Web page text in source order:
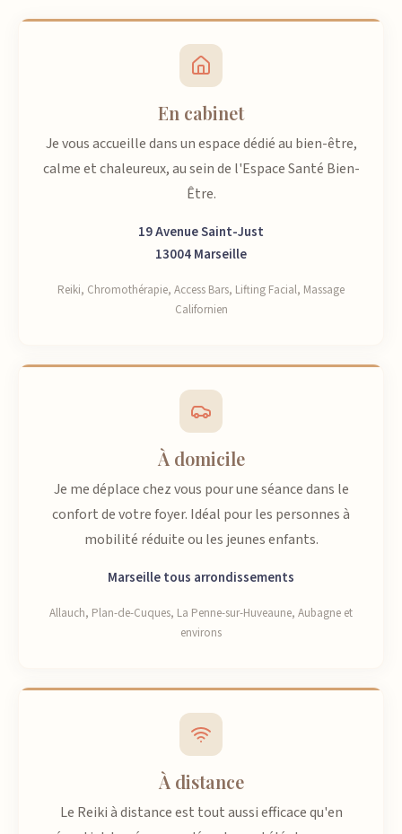
En cabinet
Je vous accueille dans un espace dédié au bien-être,
calme et chaleureux, au sein de l'Espace Santé Bien-
Être.
19 Avenue Saint-Just
13004 Marseille
Reiki, Chromothérapie, Access Bars, Lifting Facial, Massage
Californien
À domicile
Je me déplace chez vous pour une séance dans le
confort de votre foyer. Idéal pour les personnes à
mobilité réduite ou les jeunes enfants.
Marseille tous arrondissements
Allauch, Plan-de-Cuques, La Penne-sur-Huveaune, Aubagne et
environs
À distance
Le Reiki à distance est tout aussi efficace qu'en